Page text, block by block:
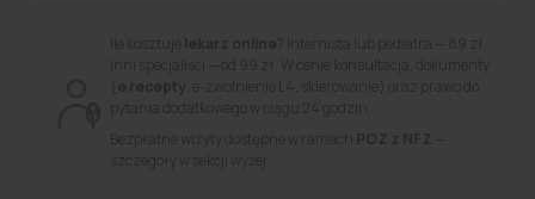
Ile kosztujelekarz online ? Internista lub pediatra — 89 zł.
Inni specjaliści — od 99 zł. W cenie konsultacja, dokumenty
( e recepty , e-zwolnienie L4, skierowanie) oraz prawo do
pytania dodatkowego w ciągu 24 godzin.
Bezpłatne wizyty dostępne w ramach POZ z NFZ
szczegóły w sekcji wyżej.